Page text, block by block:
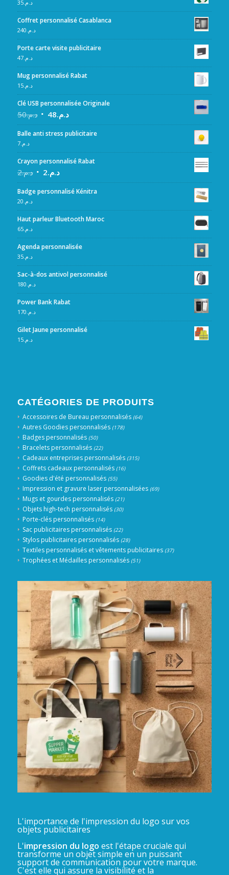
د.م.35
Coffret personnalisé Casablanca
د.م. 240
Porte carte visite publicitaire
د.م.47
Mug personnalisé Rabat
د.م.15
Clé USB personnalisée Originale
د.م.50 د.م.48
Balle anti stress publicitaire
د.م.7
Crayon personnalisé Rabat
د.م.2 د.م.2
Badge personnalisé Kénitra
د.م. 20
Haut parleur Bluetooth Maroc
د.م.65
Agenda personnalisée
د.م.35
Sac-à-dos antivol personnalisé
د.م. 180
Power Bank Rabat
د.م. 170
Gilet Jaune personnalisé
د.م.15
CATÉGORIES DE PRODUITS
Accessoires de Bureau personnalisés (64)
Autres Goodies personnalisés (178)
Badges personnalisés (50)
Bracelets personnalisés (22)
Cadeaux entreprises personnalisés (315)
Coffrets cadeaux personnalisés (16)
Goodies d'été personnalisés (55)
Impression et gravure laser personnalisées (69)
Mugs et gourdes personnalisés (21)
Objets high-tech personnalisés (30)
Porte-clés personnalisés (14)
Sac publicitaires personnalisés (22)
Stylos publicitaires personnalisés (28)
Textiles personnalisés et vêtements publicitaires (37)
Trophées et Médailles personnalisés (51)
L'importance de l'impression du logo sur vos
objets publicitaires
L'impression du logo est l'étape cruciale qui
transforme un objet simple en un puissant
support de communication pour votre marque.
C'est elle qui assure la visibilité et la